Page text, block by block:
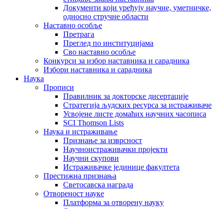
Документи који уређују научне, уметничке,
односно стручне области
Наставно особље
Претрага
Преглед по институцијама
Сво наставно особље
Конкурси за избор наставника и сарадника
Избори наставника и сарадника
Наука
Прописи
Правилник за докторске дисертације
Стратегија људских ресурса за истраживаче
Усвојене листе домаћих научних часописа
SCI Thomson Lists
Наука и истраживање
Признање за изврсност
Научноистраживачки пројекти
Научни скупови
Истраживачке јединице факултета
Престижна признања
Светосавска награда
Отвореност науке
Платформа за отворену науку